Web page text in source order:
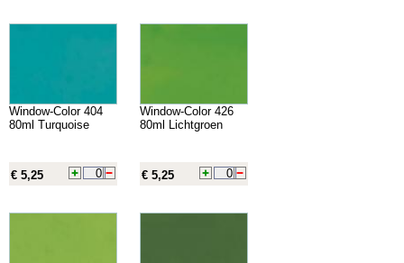
Window-Color 404
80ml Turquoise
€ 5,25
Window-Color 426
80ml Lichtgroen
€ 5,25